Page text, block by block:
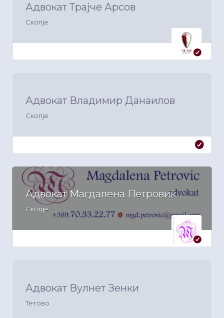
Адвокат Трајче Арсов
Скопје
Адвокат Владимир Данаилов
Скопје
Адвокат Магдалена Петровиќ
Скопје
Адвокат Вулнет Зенки
Тетово